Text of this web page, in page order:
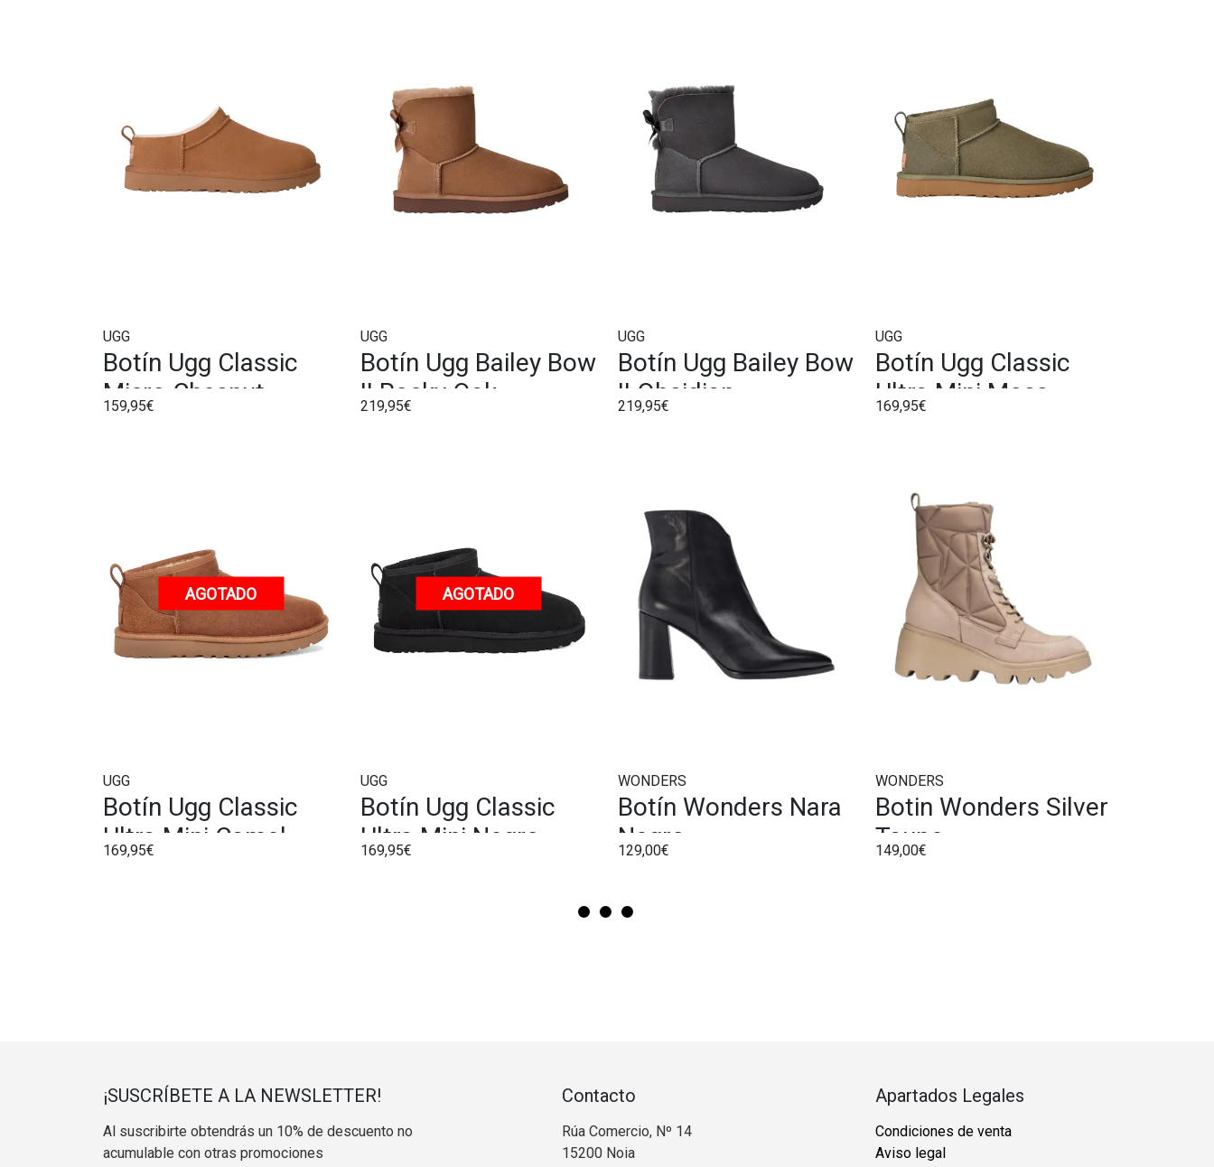
UGG
Botín Ugg Classic
Micro Chesnut
159,95€
UGG
Botín Ugg Bailey Bow
II Rocky Oak
219,95€
UGG
Botín Ugg Bailey Bow
II Obsidian
219,95€
UGG
Botín Ugg Classic
Ultra Mini Moss
Green
169,95€
AGOTADO
UGG
Botín Ugg Classic
Ultra Mini Camel
169,95€
AGOTADO
UGG
Botín Ugg Classic
Ultra Mini Negro
169,95€
WONDERS
Botín Wonders Nara
Negro
129,00€
WONDERS
Botin Wonders Silver
Taupe
149,00€
¡SUSCRÍBETE A LA NEWSLETTER!
Al suscribirte obtendrás un 10% de descuento no
acumulable con otras promociones
Contacto
Rúa Comercio, Nº 14
15200 Noia
Apartados Legales
Condiciones de venta
Aviso legal